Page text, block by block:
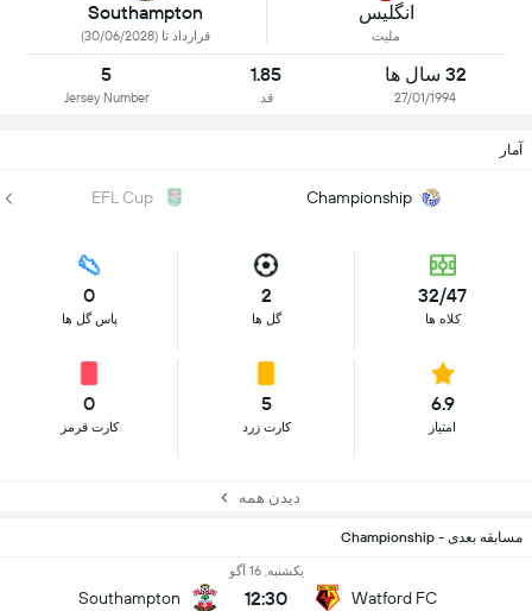
انگلیس
ملیت
Southampton
قرارداد تا (30/06/2028)
32 سال ها
27/01/1994
1.85
قد
5
Jersey Number
آمار
Championship
EFL Cup
32/47
کلاه ها
2
گل ها
0
پاس گل ها
6.9
امتیاز
5
کارت زرد
0
کارت قرمز
دیدن همه
مسابقه بعدی - Championship
Watford FC
یکشنبه, 16 آگو
12:30
Southampton